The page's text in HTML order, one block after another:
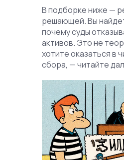
В подборке ниже —
решающей. Вы
почему суды
активов. Это не
хотите оказаться в
сбора, — читайте